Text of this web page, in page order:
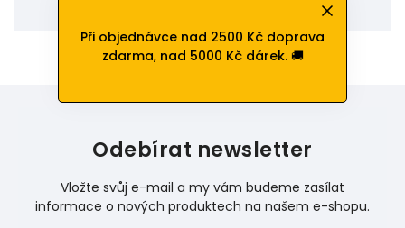
Při objednávce nad 2500 Kč doprava
zdarma, nad 5000 Kč dárek. 🚚
Odebírat newsletter
Vložte svůj e-mail a my vám budeme zasílat
informace o nových produktech na našem e-shopu.